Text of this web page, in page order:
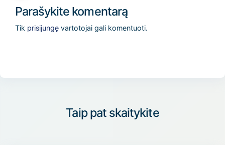
Parašykite komentarą
Tik prisijungęvartotojai gali komentuoti.
Taip pat skaitykite